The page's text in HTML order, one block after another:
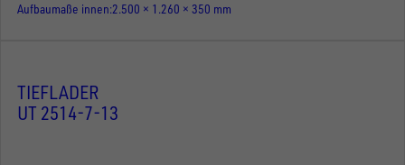
Aufbaumaße innen 2.500 × 1.260 × 350 mm
TIEFLADER
UT 2514-7-13